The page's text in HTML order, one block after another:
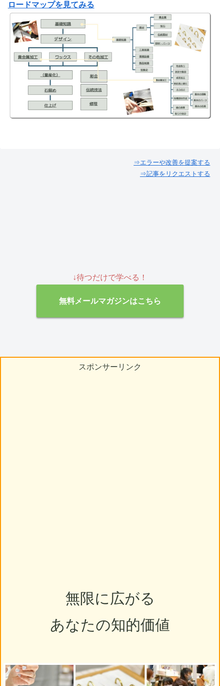
ロードマップを見てみる
⇒エラーや改善を提案する
⇒記事をリクエストする
↓待つだけで学べる！
無料メールマガジンはこちら
スポンサーリンク
無限に広がる
あなたの知的価値